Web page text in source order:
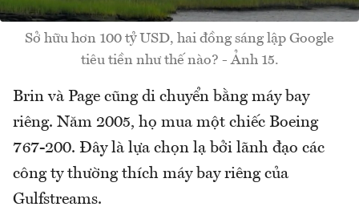
Sở hữu hơn 100 tỷ USD, hai đồng sáng lập Google
tiêu tiền như thế nào? - Ảnh 15.
Brin và Page cũng di chuyển bằng máy bay
riêng. Năm 2005, họ mua một chiếc Boeing
767-200. Đây là lựa chọn lạ bởi lãnh đạo các
công ty thường thích máy bay riêng của
Gulfstreams.